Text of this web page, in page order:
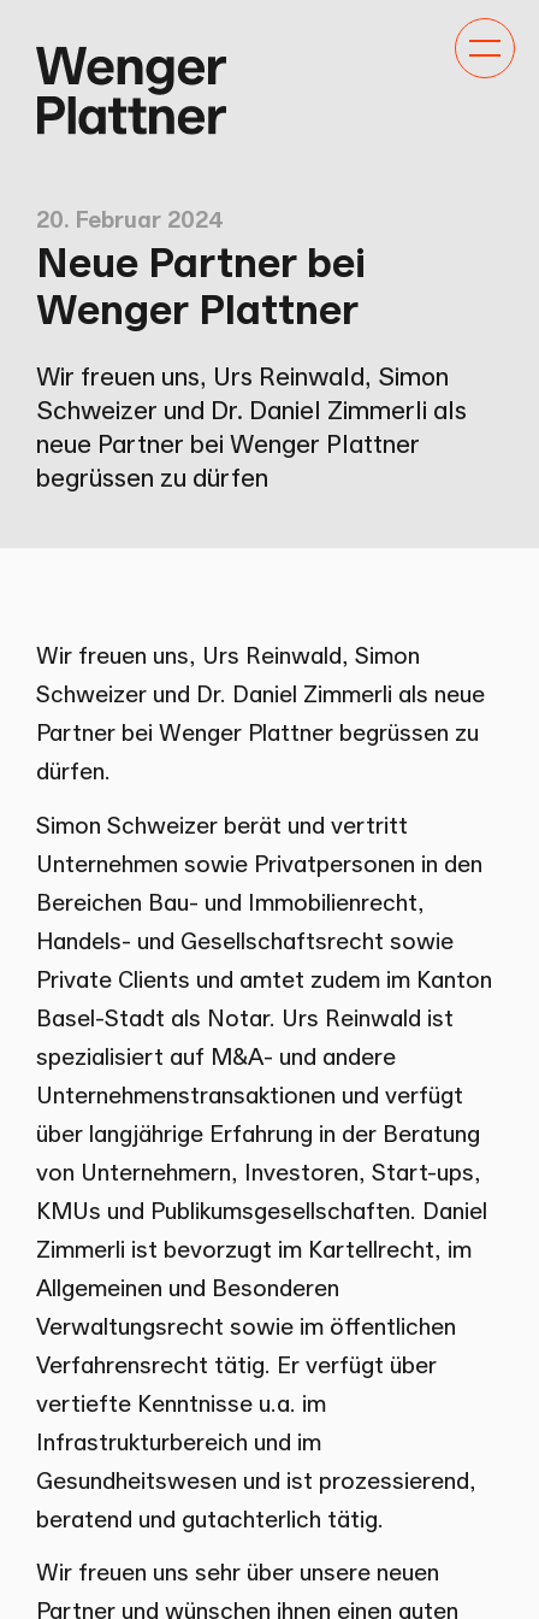
20. Februar 2024
Neue Partner bei
Wenger Plattner
Wir freuen uns, Urs Reinwald, Simon
Schweizer und Dr. Daniel Zimmerli als
neue Partner bei Wenger Plattner
begrüssen zu dürfen
Wir freuen uns, Urs Reinwald, Simon
Schweizer und Dr. Daniel Zimmerli als neue
Partner bei Wenger Plattner begrüssen zu
dürfen.
Simon Schweizer berät und vertritt
Unternehmen sowie Privatpersonen in den
Bereichen Bau- und Immobilienrecht,
Handels- und Gesellschaftsrecht sowie
Private Clients und amtet zudem im Kanton
Basel-Stadt als Notar. Urs Reinwald ist
spezialisiert auf M&A- und andere
Unternehmenstransaktionen und verfügt
über langjährige Erfahrung in der Beratung
von Unternehmern, Investoren, Start-ups,
KMUs und Publikumsgesellschaften. Daniel
Zimmerli ist bevorzugt im Kartellrecht, im
Allgemeinen und Besonderen
Verwaltungsrecht sowie im öffentlichen
Verfahrensrecht tätig. Er verfügt über
vertiefte Kenntnisse u.a. im
Infrastrukturbereich und im
Gesundheitswesen und ist prozessierend,
beratend und gutachterlich tätig.
Wir freuen uns sehr über unsere neuen
Partner und wünschen ihnen einen guten